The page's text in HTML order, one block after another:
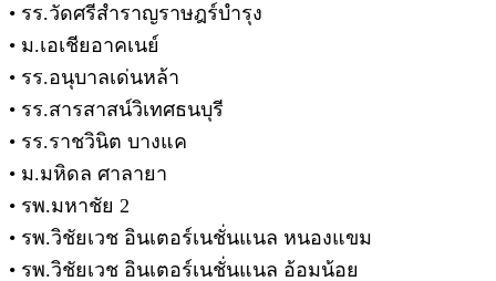
• รร.วัดศรีสำราญราษฎร์บำรุง
• ม.เอเชียอาคเนย์
• รร.อนุบาลเด่นหล้า
• รร.สารสาสน์วิเทศธนบุรี
• รร.ราชวินิต บางแค
• ม.มหิดล ศาลายา
• รพ.มหาชัย 2
• รพ.วิชัยเวช อินเตอร์เนชั่นแนล หนองแขม
• รพ.วิชัยเวช อินเตอร์เนชั่นแนล อ้อมน้อย